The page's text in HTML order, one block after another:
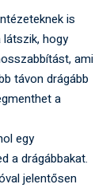
is
hogy
ami
távon drágább
a
egy
a drágábbakat.
jelentősen